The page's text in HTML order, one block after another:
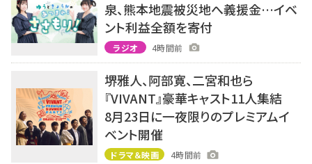
泉、熊本地震被災地へ義援金…イベ
ント利益全額を寄付
ラジオ 4時間前
堺雅人、阿部寛、二宮和也ら
『VIVANT』豪華キャスト11人集結
8月23日に一夜限りのプレミアムイ
ベント開催
ドラマ＆映画 4時間前